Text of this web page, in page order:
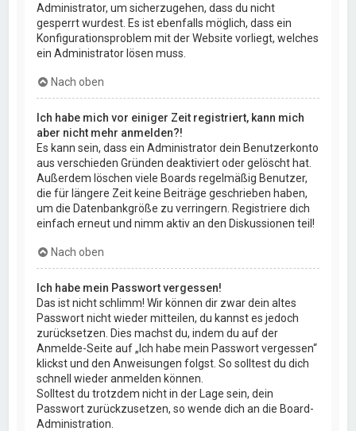
Administrator, um sicherzugehen, dass du nicht
gesperrt wurdest. Es ist ebenfalls möglich, dass ein
Konfigurationsproblem mit der Website vorliegt, welches
ein Administrator lösen muss.
Nach oben
Ich habe mich vor einiger Zeit registriert, kann mich
aber nicht mehr anmelden?!
Es kann sein, dass ein Administrator dein Benutzerkonto
aus verschieden Gründen deaktiviert oder gelöscht hat.
Außerdem löschen viele Boards regelmäßig Benutzer,
die für längere Zeit keine Beiträge geschrieben haben,
um die Datenbankgröße zu verringern. Registriere dich
einfach erneut und nimm aktiv an den Diskussionen teil!
Nach oben
Ich habe mein Passwort vergessen!
Das ist nicht schlimm! Wir können dir zwar dein altes
Passwort nicht wieder mitteilen, du kannst es jedoch
zurücksetzen. Dies machst du, indem du auf der
Anmelde-Seite auf „Ich habe mein Passwort vergessen“
klickst und den Anweisungen folgst. So solltest du dich
schnell wieder anmelden können.
Solltest du trotzdem nicht in der Lage sein, dein
Passwort zurückzusetzen, so wende dich an die Board-
Administration.